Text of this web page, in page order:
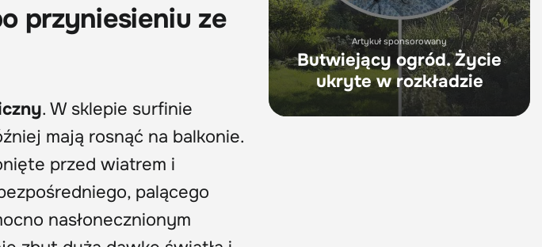
przyniesieniu ze
. W sklepie surfinie
mają rosnąć na balkonie.
przed wiatrem i
palącego
nasłonecznionym
Artykuł sponsorowany
Butwiejący ogród. Życie
ukryte w rozkładzie